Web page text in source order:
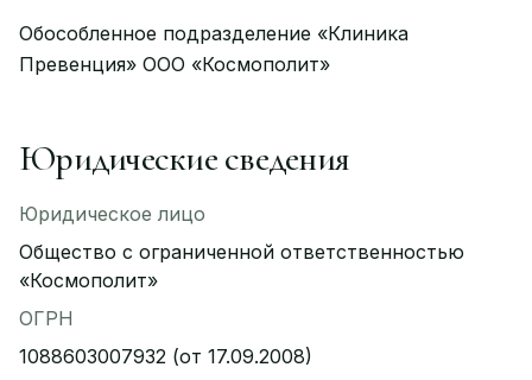
Обособленное подразделение «Клиника
Превенция» ООО «Космополит»
Юридические сведения
Юридическое лицо
Общество с ограниченной ответственностью
«Космополит»
ОГРН
1088603007932 (от 17.09.2008)